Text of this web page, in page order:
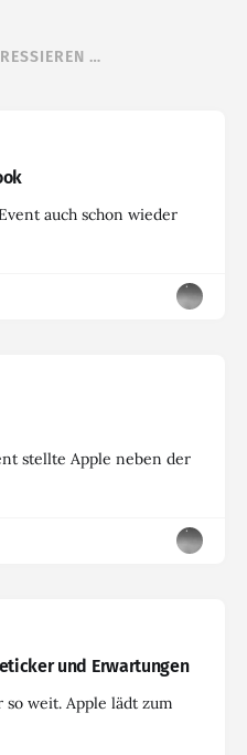
…
auch schon wieder
stellte Apple neben der
und Erwartungen
weit. Apple lädt zum